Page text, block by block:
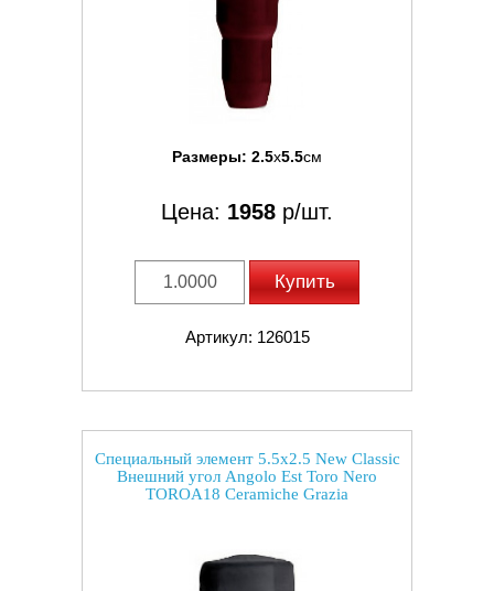
Размеры: 2.5x5.5см
Цена: 1958 р/шт.
Купить
Артикул: 126015
Специальный элемент 5.5x2.5 New Classic
Внешний угол Angolo Est Toro Nero
TOROA18 Ceramiche Grazia